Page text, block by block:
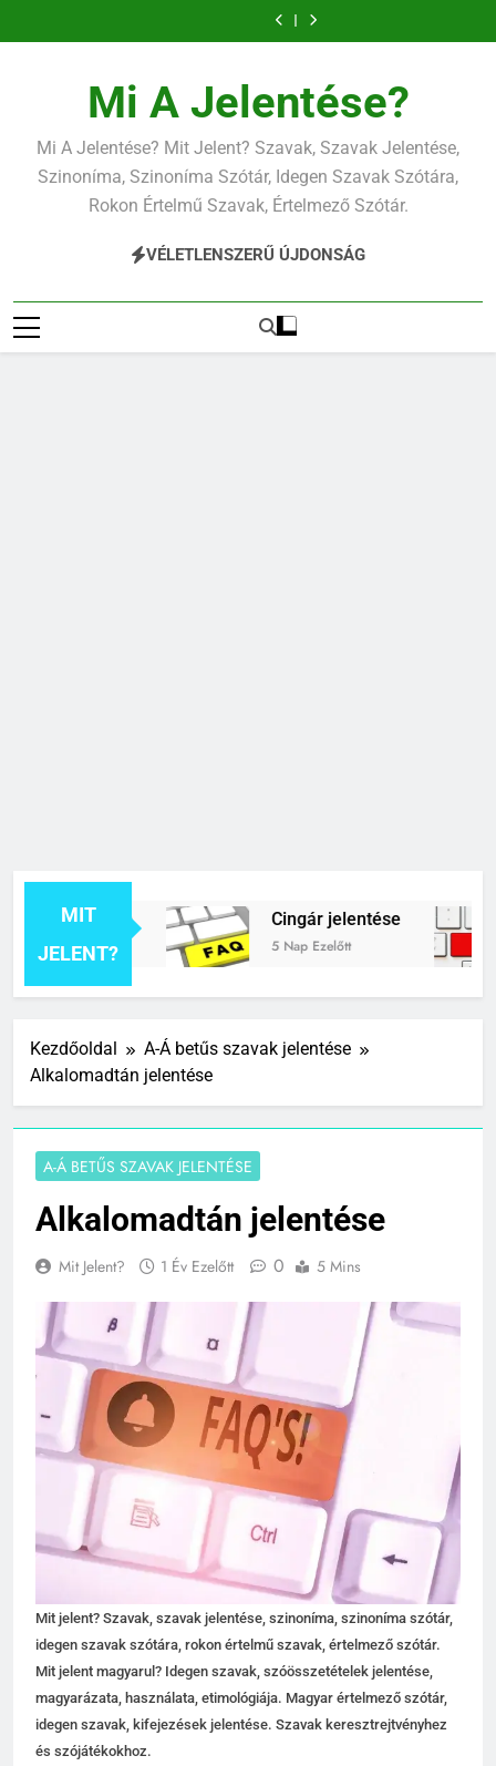
a
Mi A Jelentése?
Mi A Jelentése? Mit Jelent? Szavak, Szavak Jelentése,
Szinoníma, Szinoníma Szótár, Idegen Szavak Szótára,
Rokon Értelmű Szavak, Értelmező Szótár.
VÉLETLENSZERŰ ÚJDONSÁG
MIT
JELENT?
jelentése Cingár jelentése
5 Nap Ezelőtt
Kezdőoldal
A-Á betűs szavak jelentése
Alkalomadtán jelentése
A-Á BETŰS SZAVAK JELENTÉSE
Alkalomadtán jelentése
Mit Jelent? 1 Év Ezelőtt 0 5 Mins
Mit jelent? Szavak, szavak jelentése, szinoníma, szinoníma szótár,
idegen szavak szótára, rokon értelmű szavak, értelmező szótár.
Mit jelent magyarul? Idegen szavak, szóösszetételek jelentése,
magyarázata, használata, etimológiája. Magyar értelmező szótár,
idegen szavak, kifejezések jelentése. Szavak keresztrejtvényhez
és szójátékokhoz.